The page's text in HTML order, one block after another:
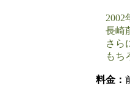
2002年１月に上
長崎萠が、一ノ
さらにＶシネマ
もちろん、ネオ
料金：